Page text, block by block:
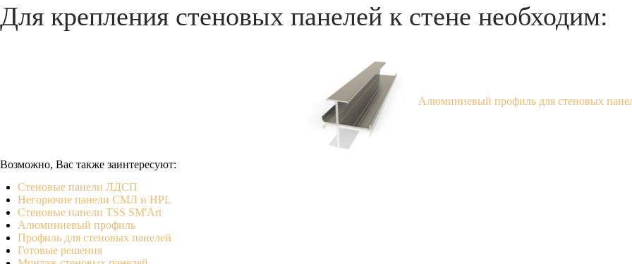
Для крепления стеновых панелей к стене необходим:
Алюминиевый профиль для стеновых
Возможно, Вас также заинтересуют:
Стеновые панели ЛДСП
Негорючие панели СМЛ и HPL
Стеновые панели TSS SM'Art
Алюминиевый профиль
Профиль для стеновых панелей
Готовые решения